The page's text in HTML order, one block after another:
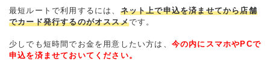
最短ルートで利用するには、 ネット上で申込を済ませてから店舗
でカード発行するのがオススメです。
少しでも短時間でお金を用意したい方は、 今の内にスマホやPCで
申込を済ませておいてください。